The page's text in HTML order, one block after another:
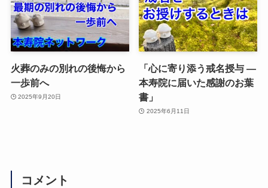
火葬のみの別れの後悔から
一歩前へ
2025年9月20日
「心に寄り添う戒名授与 ―
本寿院に届いた感謝のお葉
書」
2025年6月11日
コメント